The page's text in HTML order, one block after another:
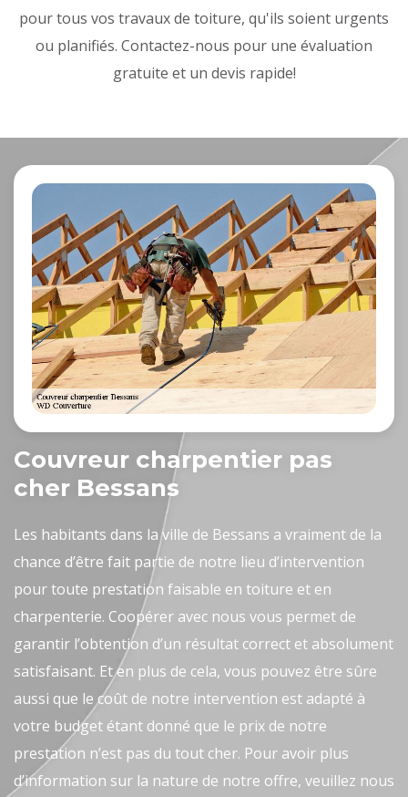
pour tous vos travaux de toiture, qu'ils soient urgents
ou planifiés. Contactez-nous pour une évaluation
gratuite et un devis rapide!
Couvreur charpentier pas
cher Bessans
Les habitants dans la ville de Bessans a vraiment de la
chance d’être fait partie de notre lieu d’intervention
pour toute prestation faisable en toiture et en
charpenterie. Coopérer avec nous vous permet de
garantir l’obtention d’un résultat correct et absolument
satisfaisant. Et en plus de cela, vous pouvez être sûre
aussi que le coût de notre intervention est adapté à
votre budget étant donné que le prix de notre
prestation n’est pas du tout cher. Pour avoir plus
d’information sur la nature de notre offre, veuillez nous